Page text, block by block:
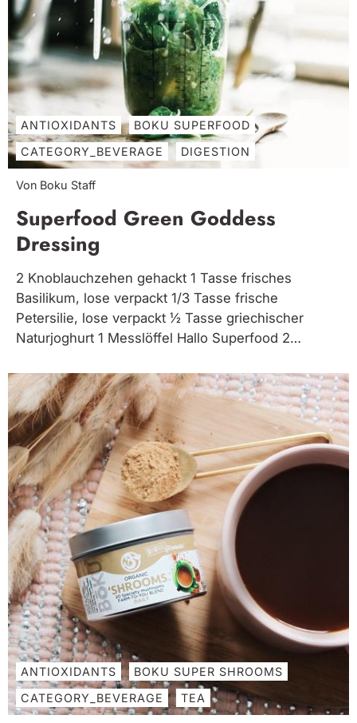
ANTIOXIDANTS
BOKU SUPERFOOD
CATEGORY_BEVERAGE
DIGESTION
Von Boku Staff
Superfood Green Goddess
Dressing
2 Knoblauchzehen gehackt 1 Tasse frisches
Basilikum, lose verpackt 1/3 Tasse frische
Petersilie, lose verpackt ½ Tasse griechischer
Naturjoghurt 1 Messlöffel Hallo Superfood 2
Koscheres Salz nach Geschmack. Alle Zutaten in
einen Mixer geben und glatt rühren.
ANTIOXIDANTS
BOKU SUPER SHROOMS
CATEGORY_BEVERAGE
TEA